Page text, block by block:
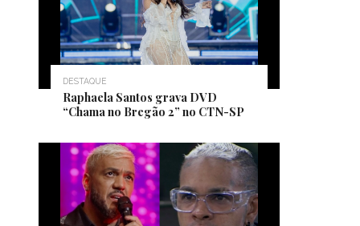
DESTAQUE
Raphaela Santos grava DVD
“Chama no Bregão 2” no CTN-SP